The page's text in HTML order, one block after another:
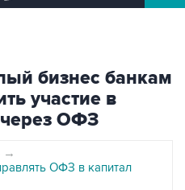
бизнес банкам
участие в
ОФЗ
→
ОФЗ в капитал